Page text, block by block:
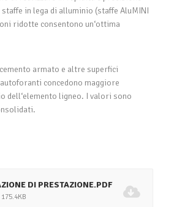
in lega di alluminio (staffe AluMINI
ridotte consentono un‘ottima
armato e altre superfici
concedono maggiore
dell‘elemento ligneo. I valori sono
DI PRESTAZIONE.PDF